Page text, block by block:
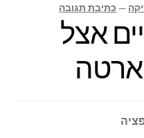
— כתיבת תגובה
אצל
ארטה